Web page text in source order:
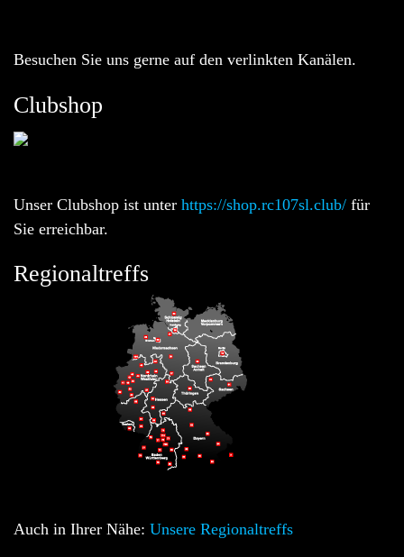
Besuchen Sie uns gerne auf den verlinkten Kanälen.
Clubshop
Unser Clubshop ist unter https://shop.rc107sl.club/ für
Sie erreichbar.
Regionaltreffs
Auch in Ihrer Nähe: Unsere Regionaltreffs